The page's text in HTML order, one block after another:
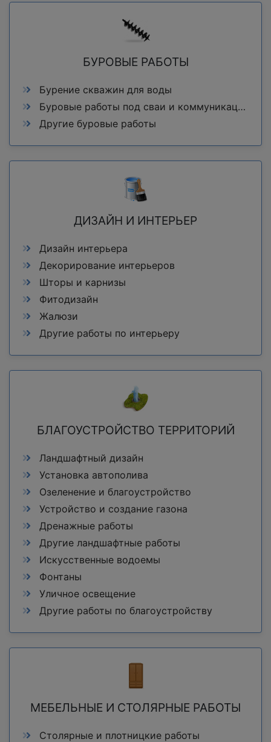
БУРОВЫЕ РАБОТЫ
Бурение скважин для воды
Буровые работы под сваи и коммуникации
Другие буровые работы
ДИЗАЙН И ИНТЕРЬЕР
Дизайн интерьера
Декорирование интерьеров
Шторы и карнизы
Фитодизайн
Жалюзи
Другие работы по интерьеру
БЛАГОУСТРОЙСТВО ТЕРРИТОРИЙ
Ландшафтный дизайн
Установка автополива
Озеленение и благоустройство
Устройство и создание газона
Дренажные работы
Другие ландшафтные работы
Искусственные водоемы
Фонтаны
Уличное освещение
Другие работы по благоустройству
МЕБЕЛЬНЫЕ И СТОЛЯРНЫЕ РАБОТЫ
Столярные и плотницкие работы